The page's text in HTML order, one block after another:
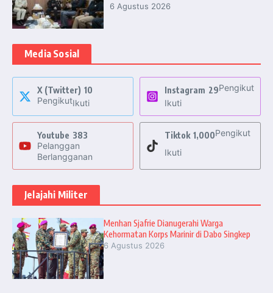
6 Agustus 2026
Media Sosial
X (Twitter) 10
PengikutIkuti
Instagram 29Pengikut
Ikuti
Youtube 383
Pelanggan
Berlangganan
Tiktok 1,000Pengikut
Ikuti
Jelajahi Militer
Menhan Sjafrie Dianugerahi Warga
Kehormatan Korps Marinir di Dabo Singkep
6 Agustus 2026